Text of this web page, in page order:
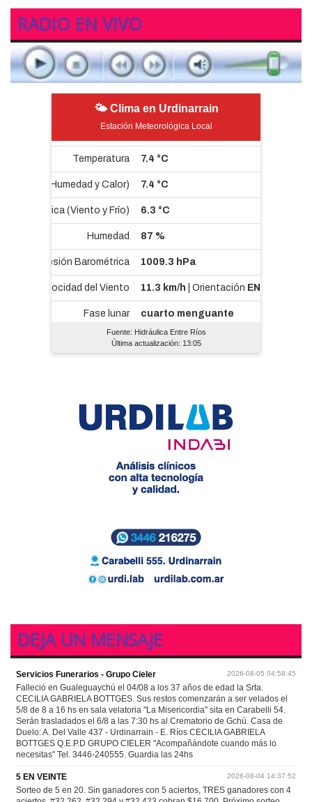
RADIO EN VIVO
🌤 Clima en Urdinarrain
Estación Meteorológica Local
Fuente: Hidráulica Entre Ríos
Última actualización: 13:05
DEJA UN MENSAJE